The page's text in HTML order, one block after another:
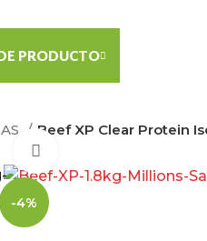
PRODUCTO
Beef XP Clear Protein
-4%